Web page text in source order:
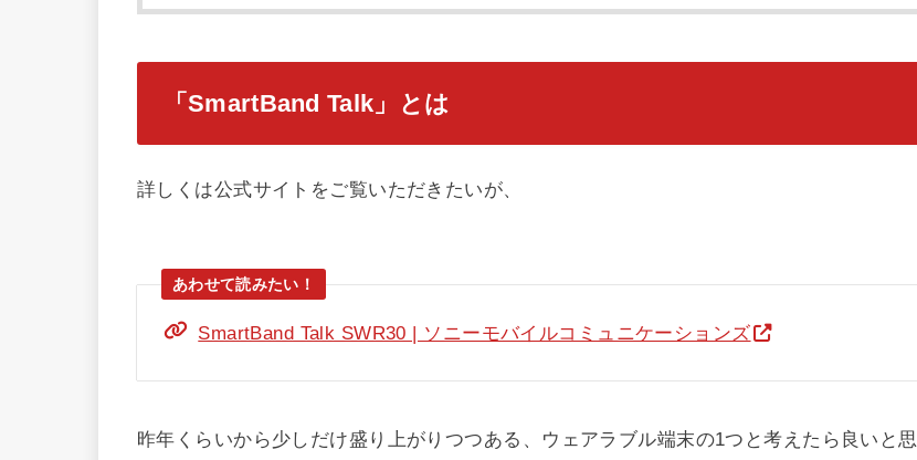
「SmartBand Talk」とは
詳しくは公式サイトをご覧いただきたいが、
SmartBand Talk SWR30 | ソニーモバイルコミュニケーションズ
昨年くらいから少しだけ盛り上がりつつある、ウェアラブル端末の1つと考えたら良いと思